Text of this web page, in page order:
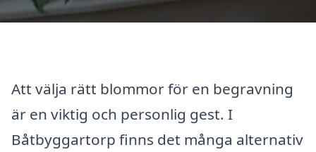
Att välja rätt blommor för en begravning
är en viktig och personlig gest. I
Båtbyggartorp finns det många alternativ